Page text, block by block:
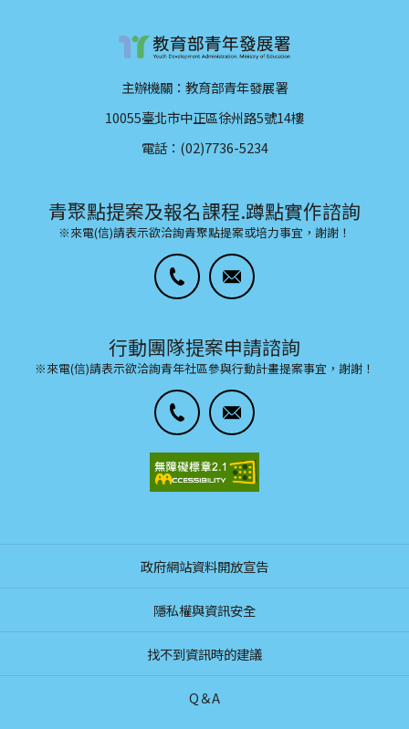
主辦機關：教育部青年發展署
10055臺北市中正區徐州路5號14樓
電話：(02)7736-5234
青聚點提案及報名課程.蹲點實作諮詢
※來電(信)請表示欲洽詢青聚點提案或培力事宜，謝謝！
行動團隊提案申請諮詢
※來電(信)請表示欲洽詢青年社區參與行動計畫提案事宜，謝謝！
政府網站資料開放宣告
隱私權與資訊安全
找不到資訊時的建議
Q＆A